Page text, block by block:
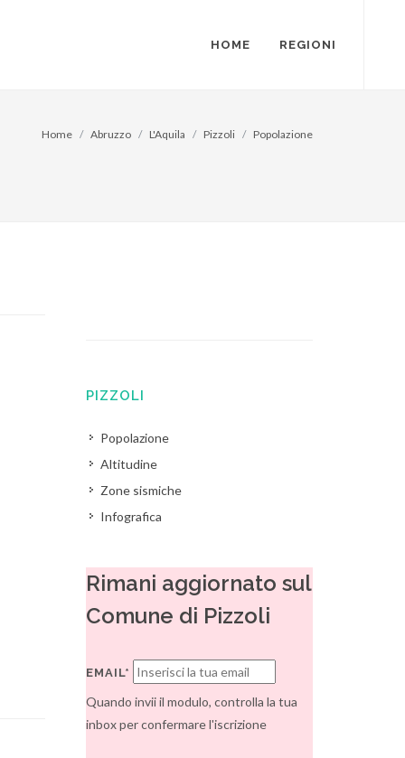
HOME REGIONI
Home Abruzzo L'Aquila Pizzoli Popolazione
PIZZOLI
Popolazione
Altitudine
Zone sismiche
Infografica
Rimani aggiornato sul
Comune di Pizzoli
EMAIL*
Quando invii il modulo, controlla la tua
inbox per confermare l'iscrizione